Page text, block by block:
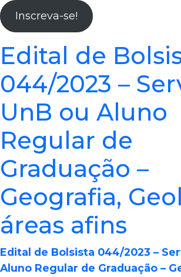
Inscreva-se!
Edital de
044/2023 –
UnB ou Aluno
Regular de
Graduação –
Geografia,
áreas afins
Edital de Bolsista 044/2023 –
Aluno Regular de Graduação –